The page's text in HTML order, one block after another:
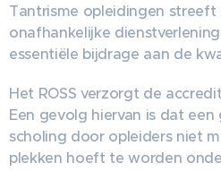
Tantrisme opleidingen
onafhankelijke
essentiële bijdrage aan de
Het ROSS verzorgt de
Een gevolg hiervan is dat
scholing door opleiders niet
plekken hoeft te worden